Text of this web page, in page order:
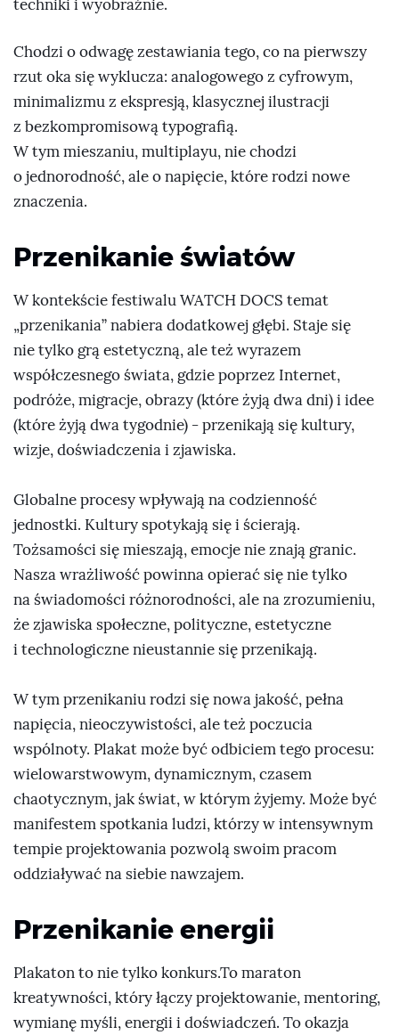
techniki i wyobraźnie.
Chodzi o odwagę zestawiania tego, co na pierwszy
rzut oka się wyklucza: analogowego z cyfrowym,
minimalizmu z ekspresją, klasycznej ilustracji
z bezkompromisową typografią.
W tym mieszaniu, multiplayu, nie chodzi
o jednorodność, ale o napięcie, które rodzi nowe
znaczenia.
Przenikanie światów
W kontekście festiwalu WATCH DOCS temat
„przenikania” nabiera dodatkowej głębi. Staje się
nie tylko grą estetyczną, ale też wyrazem
współczesnego świata, gdzie poprzez Internet,
podróże, migracje, obrazy (które żyją dwa dni) i idee
(które żyją dwa tygodnie) - przenikają się kultury,
wizje, doświadczenia i zjawiska.
Globalne procesy wpływają na codzienność
jednostki. Kultury spotykają się i ścierają.
Tożsamości się mieszają, emocje nie znają granic.
Nasza wrażliwość powinna opierać się nie tylko
na świadomości różnorodności, ale na zrozumieniu,
że zjawiska społeczne, polityczne, estetyczne
i technologiczne nieustannie się przenikają.
W tym przenikaniu rodzi się nowa jakość, pełna
napięcia, nieoczywistości, ale też poczucia
wspólnoty. Plakat może być odbiciem tego procesu:
wielowarstwowym, dynamicznym, czasem
chaotycznym, jak świat, w którym żyjemy. Może być
manifestem spotkania ludzi, którzy w intensywnym
tempie projektowania pozwolą swoim pracom
oddziaływać na siebie nawzajem.
Przenikanie energii
Plakaton to nie tylko konkurs.To maraton
kreatywności, który łączy projektowanie, mentoring,
wymianę myśli, energii i doświadczeń. To okazja